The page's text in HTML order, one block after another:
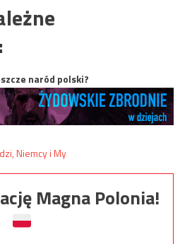
naród polski?
Magna Polonia!